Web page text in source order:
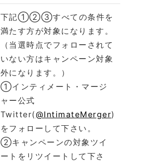
下記①②③すべての条件を
満たす方が対象になります。
（当選時点でフォローされて
いない方はキャンペーン対象
外になります。）
①インティメート・マージ
ャー公式
Twitter(@IntimateMerger)
をフォローして下さい。
②キャンペーンの対象ツイ
ートをリツイートして下さ